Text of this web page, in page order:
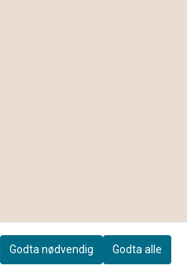
Godta nødvendig Godta alle